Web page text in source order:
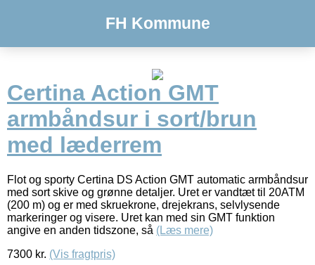
FH Kommune
Certina Action GMT
armbåndsur i sort/brun
med læderrem
Flot og sporty Certina DS Action GMT automatic armbåndsur
med sort skive og grønne detaljer. Uret er vandtæt til 20ATM
(200 m) og er med skruekrone, drejekrans, selvlysende
markeringer og visere. Uret kan med sin GMT funktion
angive en anden tidszone, så (Læs mere)
7300 kr. (Vis fragtpris)